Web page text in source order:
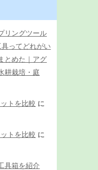
リングツール
ってどれがい
とめた｜アグ
耕栽培・庭
トを比較 に
トを比較 に
具箱を紹介